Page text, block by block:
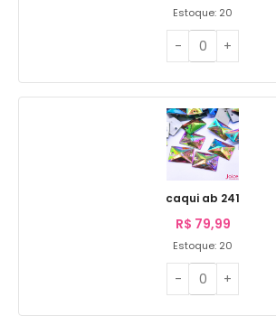
Estoque: 20
caqui ab 241
R$ 79,99
Estoque: 20